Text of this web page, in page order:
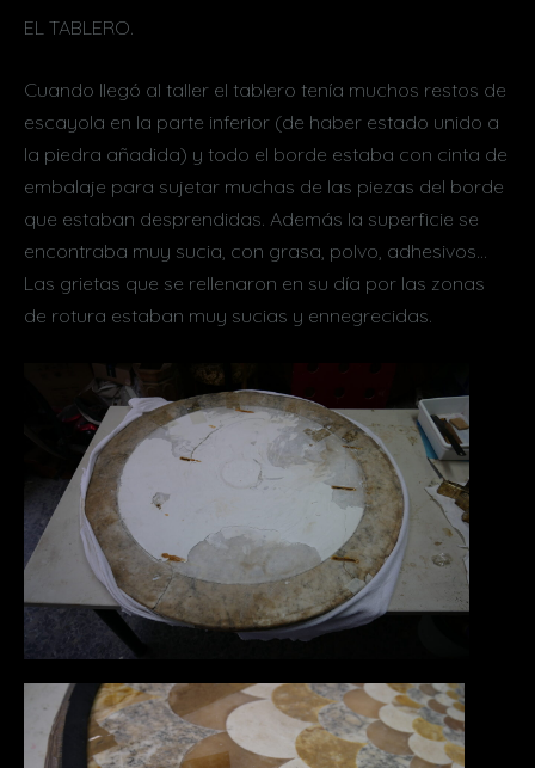
EL TABLERO.
Cuando llegó al taller el tablero tenía muchos restos de
escayola en la parte inferior (de haber estado unido a
la piedra añadida) y todo el borde estaba con cinta de
embalaje para sujetar muchas de las piezas del borde
que estaban desprendidas. Además la superficie se
encontraba muy sucia, con grasa, polvo, adhesivos…
Las grietas que se rellenaron en su día por las zonas
de rotura estaban muy sucias y ennegrecidas.